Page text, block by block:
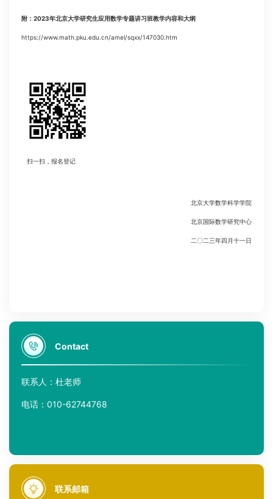
附： 2023年北京大学研究生应用数学专题讲习班教学内容和大纲
https://www.math.pku.edu.cn/amel/sqxx/147030.htm
扫一扫，报名登记
北京大学数学科学学院
北京国际数学研究中心
二〇二三年四月十一日
Contact
联系人：杜老师
电话：010-62744768
联系邮箱